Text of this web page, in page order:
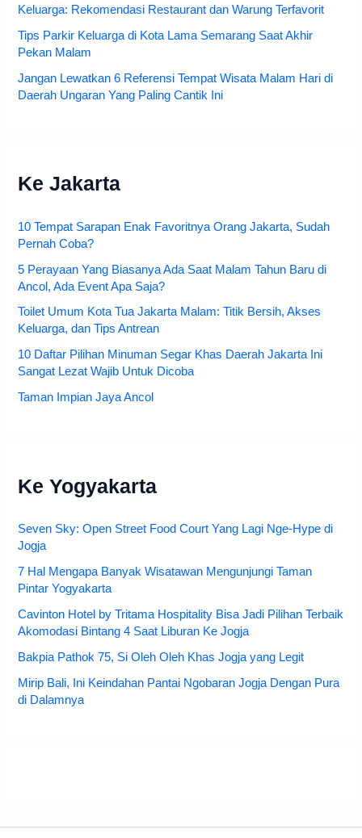
Keluarga: Rekomendasi Restaurant dan Warung Terfavorit
Tips Parkir Keluarga di Kota Lama Semarang Saat Akhir
Pekan Malam
Jangan Lewatkan 6 Referensi Tempat Wisata Malam Hari di
Daerah Ungaran Yang Paling Cantik Ini
Ke Jakarta
10 Tempat Sarapan Enak Favoritnya Orang Jakarta, Sudah
Pernah Coba?
5 Perayaan Yang Biasanya Ada Saat Malam Tahun Baru di
Ancol, Ada Event Apa Saja?
Toilet Umum Kota Tua Jakarta Malam: Titik Bersih, Akses
Keluarga, dan Tips Antrean
10 Daftar Pilihan Minuman Segar Khas Daerah Jakarta Ini
Sangat Lezat Wajib Untuk Dicoba
Taman Impian Jaya Ancol
Ke Yogyakarta
Seven Sky: Open Street Food Court Yang Lagi Nge-Hype di
Jogja
7 Hal Mengapa Banyak Wisatawan Mengunjungi Taman
Pintar Yogyakarta
Cavinton Hotel by Tritama Hospitality Bisa Jadi Pilihan Terbaik
Akomodasi Bintang 4 Saat Liburan Ke Jogja
Bakpia Pathok 75, Si Oleh Oleh Khas Jogja yang Legit
Mirip Bali, Ini Keindahan Pantai Ngobaran Jogja Dengan Pura
di Dalamnya